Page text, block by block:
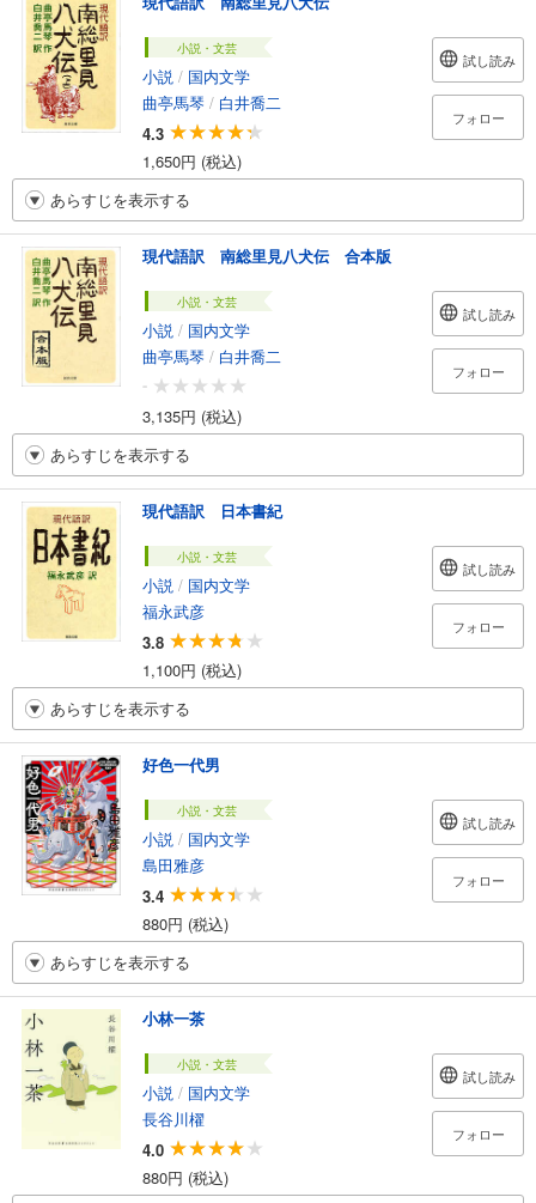
小説・文芸
小説 / 国内文学
曲亭馬琴 / 白井喬二
4.3
1,650円 (税込)
試し読み
フォロー
あらすじを表示する
現代語訳 南総里見八犬伝 合本版
小説・文芸
小説 / 国内文学
曲亭馬琴 / 白井喬二
-
3,135円 (税込)
試し読み
フォロー
あらすじを表示する
現代語訳 日本書紀
小説・文芸
小説 / 国内文学
福永武彦
3.8
1,100円 (税込)
試し読み
フォロー
あらすじを表示する
好色一代男
小説・文芸
小説 / 国内文学
島田雅彦
3.4
880円 (税込)
試し読み
フォロー
あらすじを表示する
小林一茶
小説・文芸
小説 / 国内文学
長谷川櫂
4.0
880円 (税込)
試し読み
フォロー